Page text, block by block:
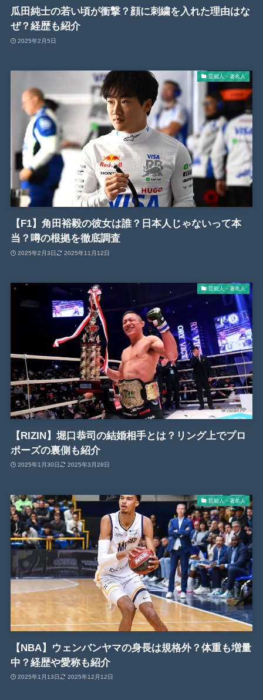
瓜田純士の若い頃が衝撃？顔に刺繍を入れた理由はな
ぜ？経歴も紹介
2025年2月5日
芸能人・著名人
【F1】角田裕毅の彼女は誰？日本人じゃないって本
当？噂の根拠を徹底調査
2025年2月3日 2025年11月12日
芸能人・著名人
【RIZIN】堀口恭司の結婚相手とは？リング上でプロ
ポーズの裏側も紹介
2025年1月30日 2025年3月28日
芸能人・著名人
【NBA】ウェンバンヤマの身長は規格外？体重も増量
中？経歴や愛称も紹介
2025年1月13日 2025年12月12日